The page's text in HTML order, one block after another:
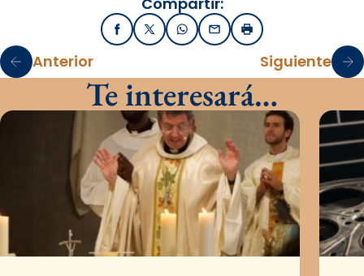
FacebookX / TwitterWhatsApp
EmailImprimir
Anterior Siguiente
Te interesará…